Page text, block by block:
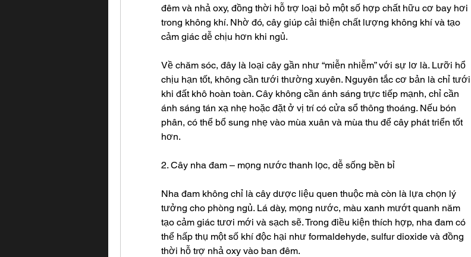
đêm và nhả oxy, đồng thời hỗ trợ loại bỏ một số hợp chất hữu cơ bay hơi
trong không khí. Nhờ đó, cây giúp cải thiện chất lượng không khí và tạo
cảm giác dễ chịu hơn khi ngủ.
Về chăm sóc, đây là loại cây gần như “miễn nhiễm” với sự lơ là. Lưỡi hổ
chịu hạn tốt, không cần tưới thường xuyên. Nguyên tắc cơ bản là chỉ tưới
khi đất khô hoàn toàn. Cây không cần ánh sáng trực tiếp mạnh, chỉ cần
ánh sáng tán xạ nhẹ hoặc đặt ở vị trí có cửa sổ thông thoáng. Nếu bón
phân, có thể bổ sung nhẹ vào mùa xuân và mùa thu để cây phát triển tốt
hơn.
2. Cây nha đam – mọng nước thanh lọc, dễ sống bền bỉ
Nha đam không chỉ là cây dược liệu quen thuộc mà còn là lựa chọn lý
tưởng cho phòng ngủ. Lá dày, mọng nước, màu xanh mướt quanh năm
tạo cảm giác tươi mới và sạch sẽ. Trong điều kiện thích hợp, nha đam có
thể hấp thụ một số khí độc hại như formaldehyde, sulfur dioxide và đồng
thời hỗ trợ nhả oxy vào ban đêm.